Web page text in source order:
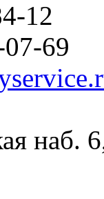
12
69
наб.